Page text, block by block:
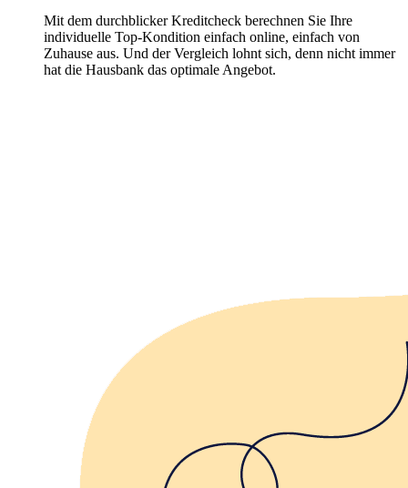
Mit dem durchblicker Kreditcheck berechnen Sie Ihre
individuelle Top-Kondition einfach online, einfach von
Zuhause aus. Und der Vergleich lohnt sich, denn nicht immer
hat die Hausbank das optimale Angebot.